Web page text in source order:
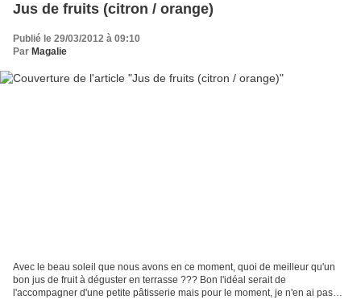
Jus de fruits (citron / orange)
Publié le 29/03/2012 à 09:10
Par Magalie
Avec le beau soleil que nous avons en ce moment, quoi de meilleur qu'un
bon jus de fruit à déguster en terrasse ??? Bon l'idéal serait de
l'accompagner d'une petite pâtisserie mais pour le moment, je n'en ai pas